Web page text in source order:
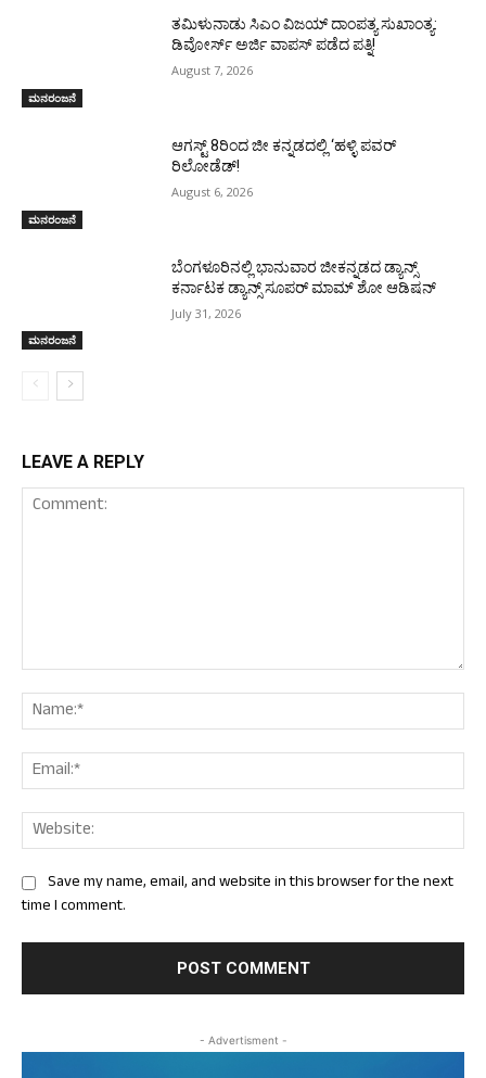
ಮನರಂಜನೆ
ತಮಿಳುನಾಡು ಸಿಎಂ ವಿಜಯ್‌ ದಾಂಪತ್ಯ ಸುಖಾಂತ್ಯ:
ಡಿವೋರ್ಸ್‌ ಅರ್ಜಿ ವಾಪಸ್‌ ಪಡೆದ ಪತ್ನಿ!
August 7, 2026
ಮನರಂಜನೆ
ಆಗಸ್ಟ್ 8ರಿಂದ ಜೀ ಕನ್ನಡದಲ್ಲಿ ‘ಹಳ್ಳಿ ಪವರ್
ರಿಲೋಡೆಡ್!
August 6, 2026
ಮನರಂಜನೆ
ಬೆಂಗಳೂರಿನಲ್ಲಿ ಭಾನುವಾರ ಜೀಕನ್ನಡದ ಡ್ಯಾನ್ಸ್
ಕರ್ನಾಟಕ ಡ್ಯಾನ್ಸ್ ಸೂಪರ್ ಮಾಮ್ ಶೋ ಆಡಿಷನ್
July 31, 2026
LEAVE A REPLY
Save my name, email, and website in this browser for the next
time I comment.
- Advertisment -